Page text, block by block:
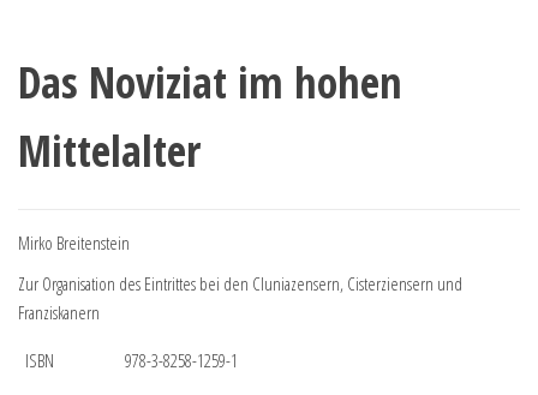
Das Noviziat im hohen
Mittelalter
Mirko Breitenstein
Zur Organisation des Eintrittes bei den Cluniazensern, Cisterziensern und
Franziskanern
ISBN
978-3-8258-1259-1